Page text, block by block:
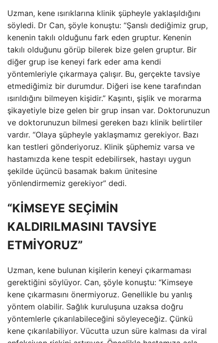
Uzman, kene ısırıklarına klinik şüpheyle yaklaşıldığını
söyledi. Dr Can, şöyle konuştu: “Şanslı dediğimiz grup,
kenenin takılı olduğunu fark eden gruptur. Kenenin
takılı olduğunu görüp bilerek bize gelen gruptur. Bir
diğer grup ise keneyi fark eder ama kendi
yöntemleriyle çıkarmaya çalışır. Bu, gerçekte tavsiye
etmediğimiz bir durumdur. Diğeri ise kene tarafından
ısırıldığını bilmeyen kişidir.” Kaşıntı, şişlik ve morarma
şikayetiyle bize gelen bir grup insan var. Doktorunuzun
ve doktorunuzun bilmesi gereken bazı klinik belirtiler
vardır. “Olaya şüpheyle yaklaşmamız gerekiyor. Bazı
kan testleri gönderiyoruz. Klinik şüphemiz varsa ve
hastamızda kene tespit edebilirsek, hastayı uygun
şekilde üçüncü basamak bakım ünitesine
yönlendirmemiz gerekiyor” dedi.
“KİMSEYE SEÇİMİN
KALDIRILMASINI TAVSİYE
ETMİYORUZ”
Uzman, kene bulunan kişilerin keneyi çıkarmaması
gerektiğini söylüyor. Can, şöyle konuştu: “Kimseye
kene çıkarmasını önermiyoruz. Genellikle bu yanlış
yöntem olabilir. Sağlık kuruluşuna uzaksa doğru
yöntemlerle çıkarılabileceğini söyleyeceğiz. Çünkü
kene çıkarılabiliyor. Vücutta uzun süre kalması da viral